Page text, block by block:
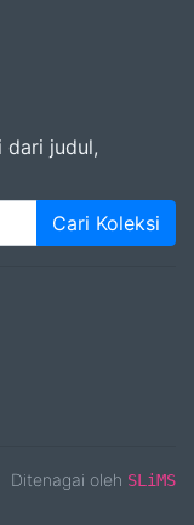
dari judul,
Cari Koleksi
Ditenagai oleh SLiMS